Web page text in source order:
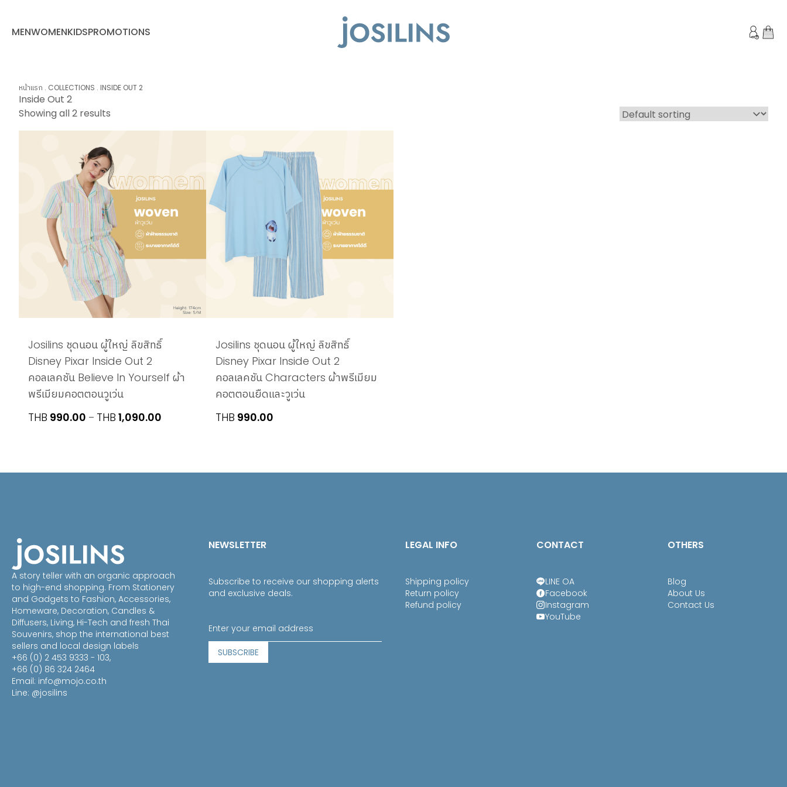
MENWOMENKIDSPROMOTIONS
หน้าแรก . COLLECTIONS . INSIDE OUT 2
Inside Out 2
Showing all 2 results
Josilins ชุดนอน ผู้ใหญ่ ลิขสิทธิ์
Disney Pixar Inside Out 2
คอลเลคชัน Believe In Yourself ผ้า
พรีเมียมคอตตอนวูเว่น
THB 990.00 – THB 1,090.00
THB1,090.00
Josilins ชุดนอน ผู้ใหญ่ ลิขสิทธิ์
Disney Pixar Inside Out 2
คอลเลคชัน Characters ผ้าพรีเมียม
คอตตอนยืดและวูเว่น
THB 990.00
A story teller with an organic approach
to high-end shopping. From Stationery
and Gadgets to Fashion, Accessories,
Homeware, Decoration, Candles &
Diffusers, Living, Hi-Tech and fresh Thai
Souvenirs, shop the international best
sellers and local design labels
+66 (0) 2 453 9333 - 103,
+66 (0) 86 324 2464
Email: info@mojo.co.th
Line: @josilins
NEWSLETTER
Subscribe to receive our shopping alerts
and exclusive deals.
SUBSCRIBE
LEGAL INFO
Shipping policy
Return policy
Refund policy
CONTACT
LINE OA
Facebook
Instagram
YouTube
OTHERS
Blog
About Us
Contact Us